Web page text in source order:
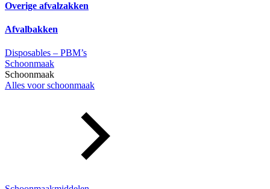
Overige afvalzakken
Afvalbakken
Disposables – PBM’s
Schoonmaak
Schoonmaak
Alles voor schoonmaak